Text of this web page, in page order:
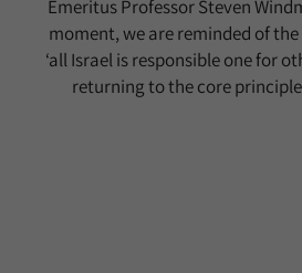
Emeritus Professor Steven
moment, we are reminded of
‘all Israel is responsible one for
returning to the core